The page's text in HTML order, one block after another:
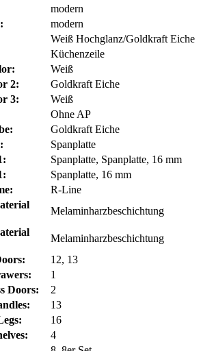
modern
modern
Weiß Hochglanz/Goldkraft Eiche
Küchenzeile
Weiß
2:
Goldkraft Eiche
3:
Weiß
Ohne AP
Goldkraft Eiche
Spanplatte
Spanplatte, Spanplatte, 16 mm
Spanplatte, 16 mm
R-Line
Melaminharzbeschichtung
Melaminharzbeschichtung
12, 13
1
Doors:
2
13
16
4